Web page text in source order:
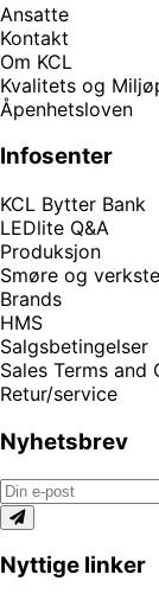
Ansatte
Kontakt
Om KCL
Kvalitets og
Åpenhetsloven
Infosenter
KCL Bytter Bank
LEDlite Q&A
Produksjon
Smøre og
Brands
HMS
Salgsbetingelser
Sales Terms and
Retur/service
Nyhetsbrev
Nyttige linker